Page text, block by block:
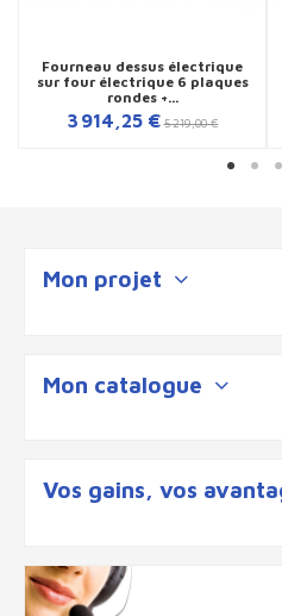
Fourneau dessus électrique
sur four électrique 6 plaques
rondes +...
3 914,25 € 5 219,00 €
Mon projet
Mon catalogue
Vos gains, vos